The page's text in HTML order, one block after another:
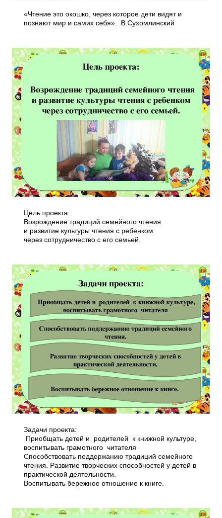
«Чтение­ это окошко, через которое дети видят и
познают мир и самих себя». В.Сухомлинский
Цель проекта:
Возрождение традиций семейного чтения
и развитие культуры чтения с ребенком
через сотрудничество с его семьей.
Задачи проекта:
Приобщать детей и родителей к книжной культуре,
воспитывать грамотного читателя
Способствовать поддержанию традиций семейного
чтения. Развитие творческих способностей у детей в
практической деятельности.
Воспитывать бережное отношение к книге.